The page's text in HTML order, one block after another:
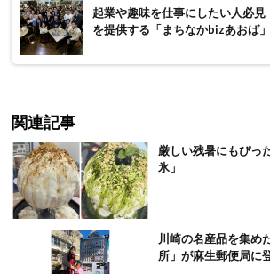
起業や趣味を仕事にしたい人必見
を提供する「まちなかbizあおば」
関連記事
厳しい残暑にもぴっ
氷」
川崎の名産品を集め
所」が麻生郵便局に